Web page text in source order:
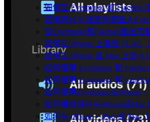
如何在 Evermusic 和
如何將M3U播放列表匯入
從Evermusic和Flacbox匯出完
如何在 iPhone 上播放 FLAC
如何在 iPhone 或 Mac 上從
如何使用 Evermusic 和
如何使用 Evermusic 和
如何使用Evermusic在iPhone
如何播放儲存在iPhone或Mac
如何在 iPhone、iPad 或 Mac